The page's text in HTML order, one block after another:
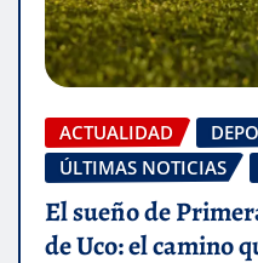
ACTUALIDAD
ÚLTIMAS NOTICIAS
El sueño de
de Uco: el camino